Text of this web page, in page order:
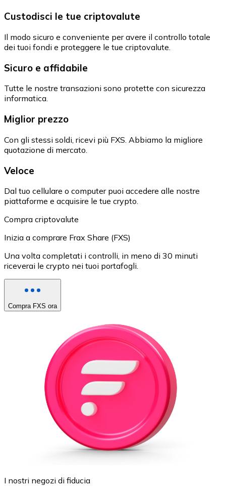
Custodisci le tue criptovalute
Il modo sicuro e conveniente per avere il controllo totale
dei tuoi fondi e proteggere le tue criptovalute.
Sicuro e affidabile
Tutte le nostre transazioni sono protette con sicurezza
informatica.
Miglior prezzo
Con gli stessi soldi, ricevi più FXS. Abbiamo la migliore
quotazione di mercato.
Veloce
Dal tuo cellulare o computer puoi accedere alle nostre
piattaforme e acquisire le tue crypto.
Compra criptovalute
Inizia a comprare Frax Share (FXS)
Una volta completati i controlli, in meno di 30 minuti
riceverai le crypto nei tuoi portafogli.
Compra FXS ora
I nostri negozi di fiducia